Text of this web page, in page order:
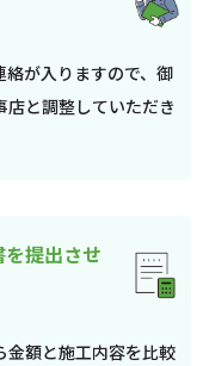
が入りますので、御
と調整していただき
提出させ
金額と施工内容を比較